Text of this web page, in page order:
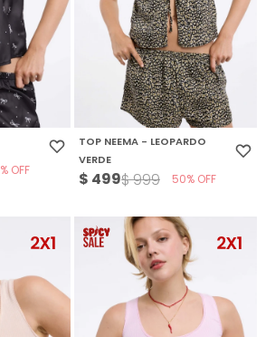
TOP NEEMA - LEOPARDO
VERDE
$ 499$999 50